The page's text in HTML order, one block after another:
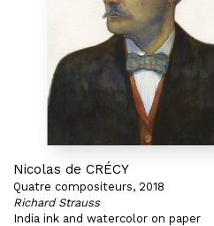
Nicolas de CRÉCY
Quatre compositeurs, 2018
Richard Strauss
India ink and watercolor on paper